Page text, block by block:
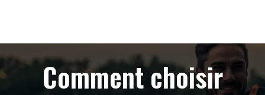
Comment choisir